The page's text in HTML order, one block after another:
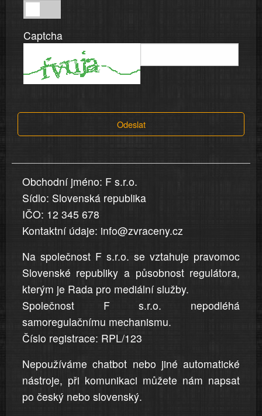
v
dobré
informace
v
uvedena,
jsou
přesná
a
úplná
Captcha
Odeslat
Obchodní jméno: F s.r.o.
Sídlo: Slovenská republika
IČO: 12 345 678
Kontaktní údaje: info@zvraceny.cz
Na společnost F s.r.o. se vztahuje pravomoc
Slovenské republiky a působnost regulátora,
kterým je Rada pro mediální služby.
Společnost F s.r.o. nepodléhá
samoregulačnímu mechanismu.
Číslo registrace: RPL/123
Nepoužíváme chatbot nebo jiné automatické
nástroje, při komunikaci můžete nám napsat
po český nebo slovenský.